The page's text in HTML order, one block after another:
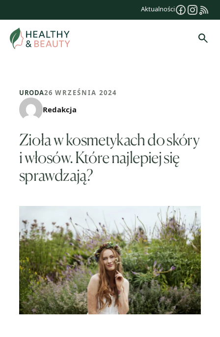
treści
Aktualności
URODA26 WRZEŚNIA 2024
Redakcja
Zioła w kosmetykach do skóry
i włosów. Które najlepiej się
sprawdzają?